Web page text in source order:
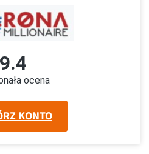
9.4
ocena
KONTO